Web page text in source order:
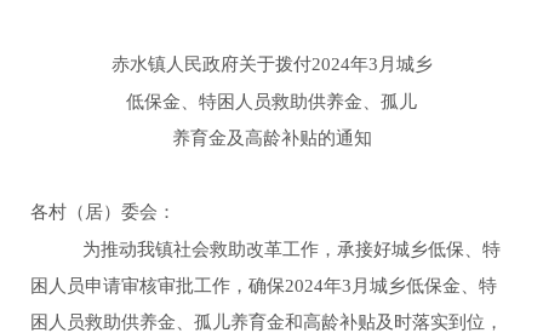
赤水镇人民政府关于拨付2024年3月城乡
低保金、 特困人员救助供养金、孤儿
养育金及高龄补贴的通知
各村（居）委会：
为推动我镇社会救助改革工作，承接好城乡低保、特
困人员申请审核审批工作，确保2024年3月城乡低保金、特
困人员救助供养金、孤儿养育金和高龄补贴及时落实到位，